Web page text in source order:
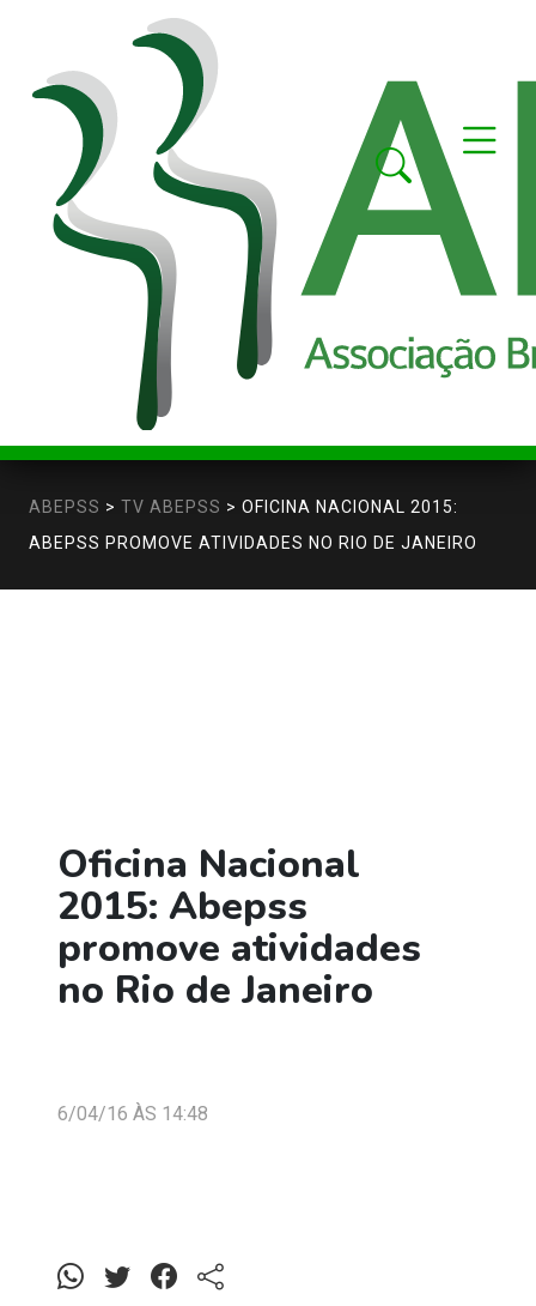
ABEPSS > TV ABEPSS > OFICINA NACIONAL 2015:
ABEPSS PROMOVE ATIVIDADES NO RIO DE JANEIRO
Oficina Nacional
2015: Abepss
promove atividades
no Rio de Janeiro
6/04/16 ÀS 14:48